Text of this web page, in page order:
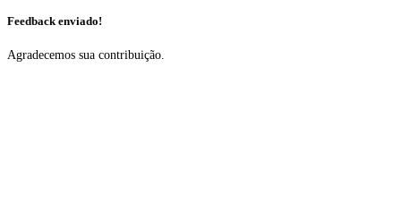
Feedback enviado!
Agradecemos sua contribuição.